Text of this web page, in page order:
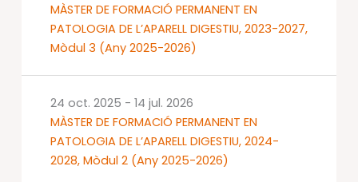
MÀSTER DE FORMACIÓ PERMANENT EN
PATOLOGIA DE L’APARELL DIGESTIU, 2023-2027,
Mòdul 3 (Any 2025-2026)
MÀSTER DE FORMACIÓ PERMANENT EN
PATOLOGIA DE L’APARELL DIGESTIU, 2024-
2028, Mòdul 2 (Any 2025-2026)
24 oct. 2025 - 14 jul. 2026